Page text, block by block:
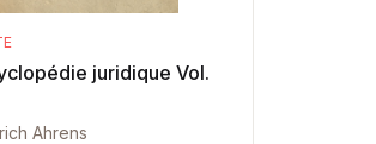
juridique Vol.
Ahrens